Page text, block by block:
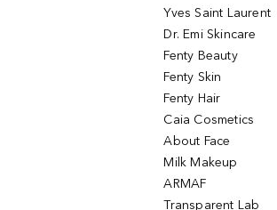
Yves Saint Laurent
Dr. Emi Skincare
Fenty Beauty
Fenty Skin
Fenty Hair
Caia Cosmetics
About Face
Milk Makeup
ARMAF
Transparent Lab